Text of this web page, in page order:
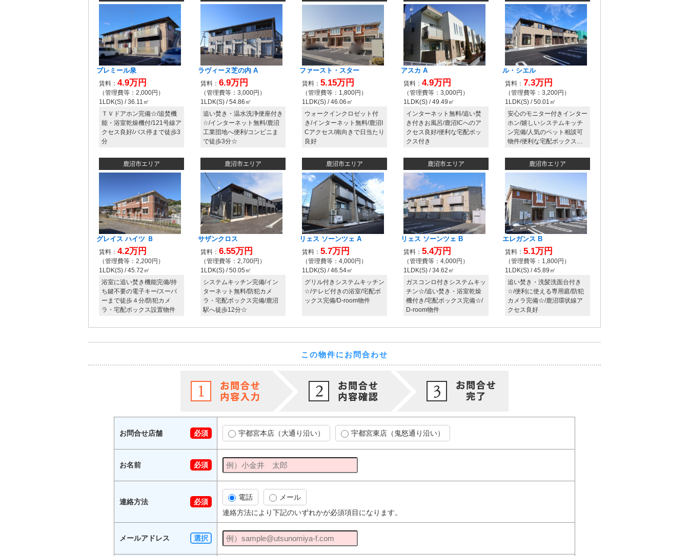
この物件にお問合わせ
お問合せ店舗 必須 宇都宮本店（大通り沿い） 宇都宮東店（鬼怒通り沿い）
お名前 必須
連絡方法 必須
電話
メール
連絡方法により下記のいずれかが必須項目になります。
メールアドレス 選択